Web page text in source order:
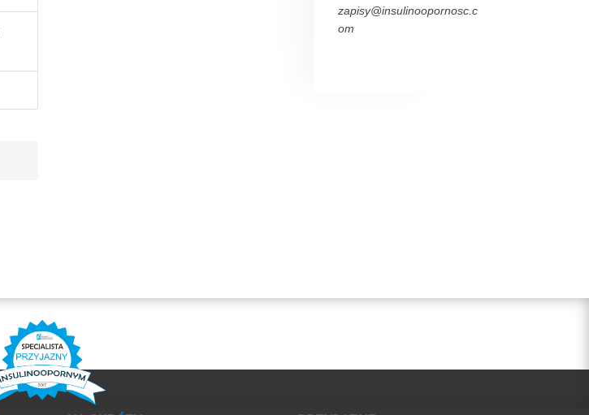
zapisy@insulinoopornosc.c
om